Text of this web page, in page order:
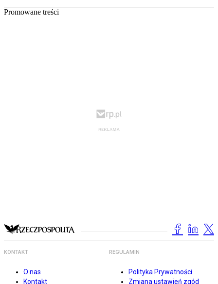
Promowane treści
KONTAKT
O nas
Kontakt
REGULAMIN
Polityka Prywatności
Zmiana ustawień zgód